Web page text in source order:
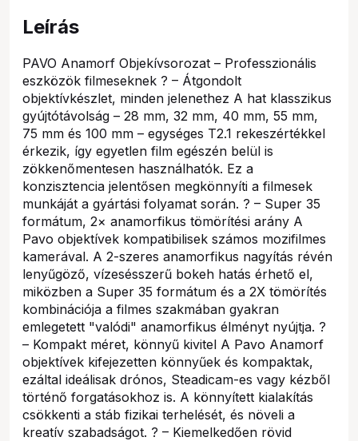
Leírás
PAVO Anamorf Objekívsorozat – Professzionális
eszközök filmeseknek ? – Átgondolt
objektívkészlet, minden jelenethez A hat klasszikus
gyújtótávolság – 28 mm, 32 mm, 40 mm, 55 mm,
75 mm és 100 mm – egységes T2.1 rekeszértékkel
érkezik, így egyetlen film egészén belül is
zökkenőmentesen használhatók. Ez a
konzisztencia jelentősen megkönnyíti a filmesek
munkáját a gyártási folyamat során. ? – Super 35
formátum, 2× anamorfikus tömörítési arány A
Pavo objektívek kompatibilisek számos mozifilmes
kamerával. A 2-szeres anamorfikus nagyítás révén
lenyűgöző, vízesésszerű bokeh hatás érhető el,
miközben a Super 35 formátum és a 2X tömörítés
kombinációja a filmes szakmában gyakran
emlegetett "valódi" anamorfikus élményt nyújtja. ?
– Kompakt méret, könnyű kivitel A Pavo Anamorf
objektívek kifejezetten könnyűek és kompaktak,
ezáltal ideálisak drónos, Steadicam-es vagy kézből
történő forgatásokhoz is. A könnyített kialakítás
csökkenti a stáb fizikai terhelését, és növeli a
kreatív szabadságot. ? – Kiemelkedően rövid